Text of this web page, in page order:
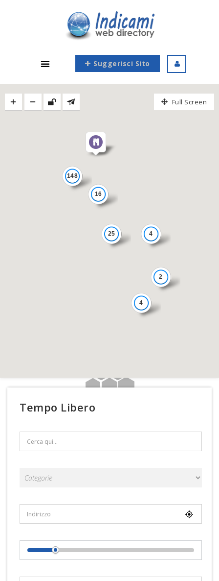
Suggerisci Sito
Full Screen
148
25 4
4
16
2
Tempo Libero